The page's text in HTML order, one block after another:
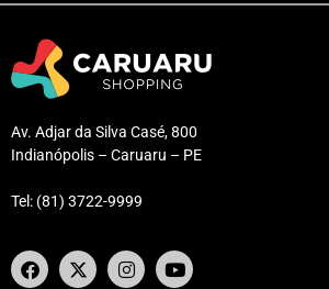
Av. Adjar da Silva Casé, 800
Indianópolis – Caruaru – PE
Tel: (81) 3722-9999